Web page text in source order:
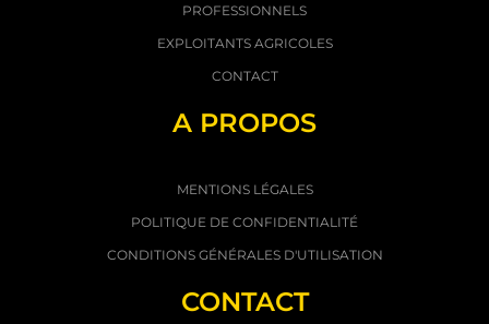
PROFESSIONNELS
EXPLOITANTS AGRICOLES
CONTACT
A PROPOS
MENTIONS LÉGALES
POLITIQUE DE CONFIDENTIALITÉ
CONDITIONS GÉNÉRALES D'UTILISATION
CONTACT